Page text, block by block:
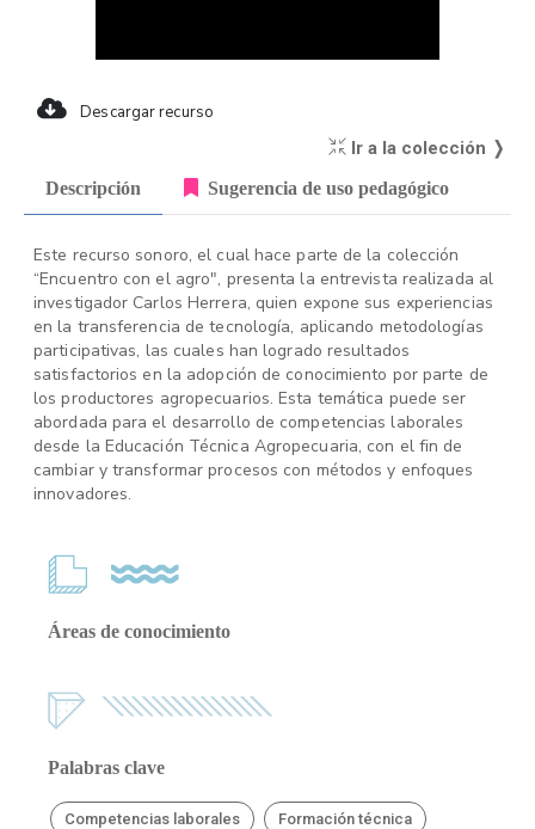
Descargar recurso
Ir a la colección ❭
Descripción Sugerencia de uso pedagógico
Este recurso sonoro, el cual hace parte de la colección
“Encuentro con el agro", presenta la entrevista realizada al
investigador Carlos Herrera, quien expone sus experiencias
en la transferencia de tecnología, aplicando metodologías
participativas, las cuales han logrado resultados
satisfactorios en la adopción de conocimiento por parte de
los productores agropecuarios. Esta temática puede ser
abordada para el desarrollo de competencias laborales
desde la Educación Técnica Agropecuaria, con el fin de
cambiar y transformar procesos con métodos y enfoques
innovadores.
Áreas de conocimiento
Palabras clave
Competencias laborales Formación técnica